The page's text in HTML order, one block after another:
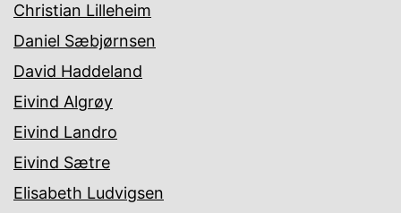
Christian Lilleheim
Daniel Sæbjørnsen
David Haddeland
Eivind Algrøy
Eivind Landro
Eivind Sætre
Elisabeth Ludvigsen